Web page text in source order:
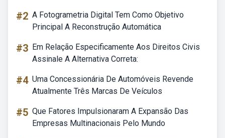
#2 A Fotogrametria Digital Tem Como Objetivo
Principal A Reconstrução Automática
#3 Em Relação Especificamente Aos Direitos Civis
Assinale A Alternativa Correta:
#4 Uma Concessionária De Automóveis Revende
Atualmente Três Marcas De Veículos
#5 Que Fatores Impulsionaram A Expansão Das
Empresas Multinacionais Pelo Mundo